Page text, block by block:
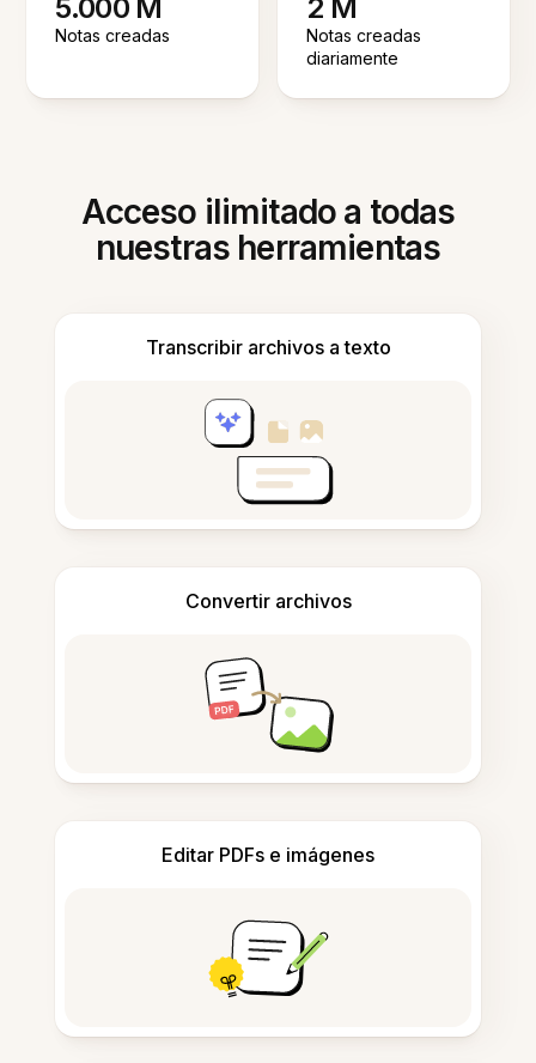
5.000 M
Notas creadas
2 M
Notas creadas
diariamente
Acceso ilimitado a todas
nuestras herramientas
Transcribir archivos a texto
Convertir archivos
Editar PDFs e imágenes